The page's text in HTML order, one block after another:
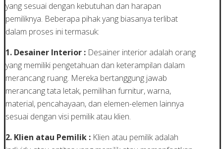
yang sesuai dengan kebutuhan dan harapan
pemiliknya. Beberapa pihak yang biasanya terlibat
dalam proses ini termasuk:
1. Desainer Interior : Desainer interior adalah orang
yang memiliki pengetahuan dan keterampilan dalam
merancang ruang. Mereka bertanggung jawab
merancang tata letak, pemilihan furnitur, warna,
material, pencahayaan, dan elemen-elemen lainnya
sesuai dengan visi pemilik atau klien.
2. Klien atau Pemilik : Klien atau pemilik adalah